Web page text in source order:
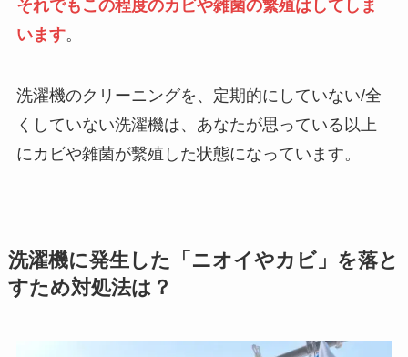
それでもこの程度のカビや雑菌の繁殖はしてしま
います。
洗濯機のクリーニングを、定期的にしていない/全
くしていない洗濯機は、あなたが思っている以上
にカビや雑菌が繫殖した状態になっています。
洗濯機に発生した「ニオイやカビ」を落と
すため対処法は？